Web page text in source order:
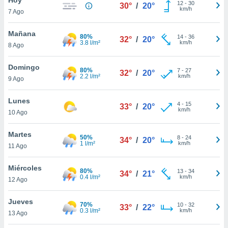
en
más
nuestra
de
cookies
aceptar
7 Ago
30° / 20° 12- 30
km/h
Mañana
8 Ago
80%
3.8 l/m²
32° / 20° 14- 36
km/h
Domingo
9 Ago
80%
2.2 l/m²
32° / 20° 7- 27
km/h
Lunes
10 Ago
33° / 20° 4- 15
km/h
Martes
11 Ago
50%
1 l/m²
34° / 20° 8- 24
km/h
Miércoles
12 Ago
80%
0.4 l/m²
34° / 21° 13- 34
km/h
Jueves
13 Ago
70%
0.3 l/m²
33° / 22° 10- 32
km/h